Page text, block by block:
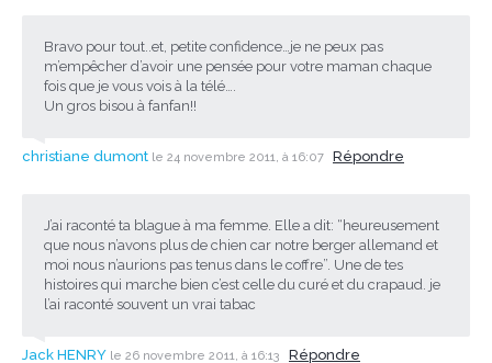
Bravo pour tout..et, petite confidence…je ne peux pas
m’empêcher d’avoir une pensée pour votre maman chaque
fois que je vous vois à la télé….
Un gros bisou à fanfan!!
christiane dumont le 24 novembre 2011, à 16:07 Répondre
J’ai raconté ta blague à ma femme. Elle a dit: “heureusement
que nous n’avons plus de chien car notre berger allemand et
moi nous n’aurions pas tenus dans le coffre”. Une de tes
histoires qui marche bien c’est celle du curé et du crapaud. je
l’ai raconté souvent un vrai tabac
Jack HENRY le 26 novembre 2011, à 16:13 Répondre